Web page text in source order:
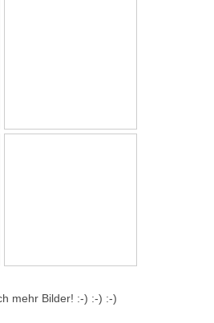
mehr Bilder! :-) :-) :-)